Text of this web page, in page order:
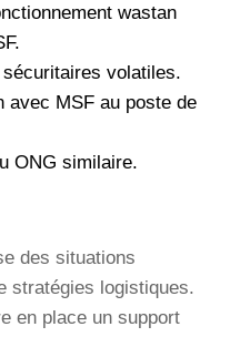
wastan
volatiles.
avec MSF au poste de
ONG similaire.
des situations
stratégies logistiques.
en place un support